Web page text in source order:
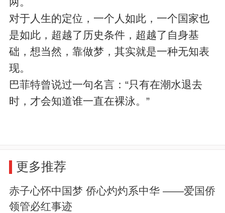
对于人生的定位，一个人如此，一个国家也
是如此，超越了历史条件，超越了自身基
础，想当然，靠做梦，其实就是一种无知表
现。
巴菲特曾说过一句名言：“只有在潮水退去
时，才会知道谁一直在裸泳。”
更多推荐
赤子心怀中国梦 侨心灼灼系中华 ——爱国侨
领管必红事迹